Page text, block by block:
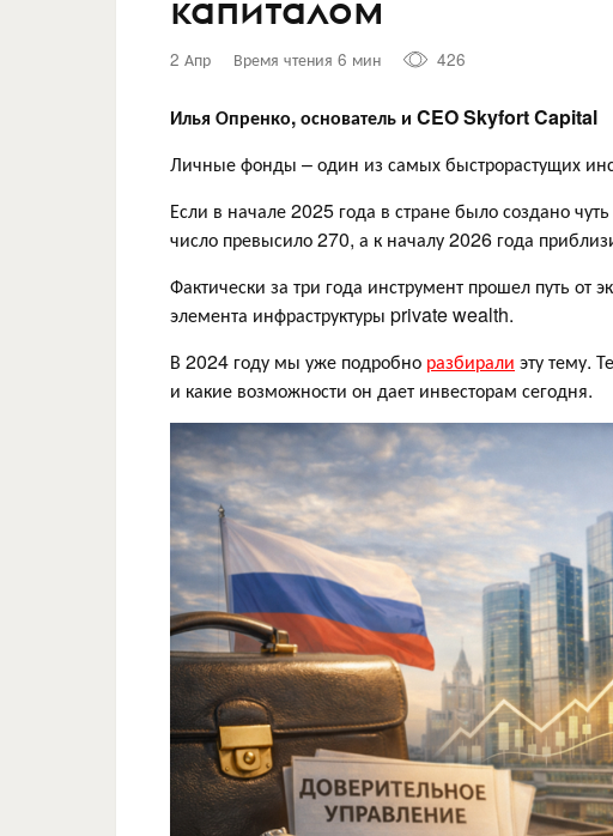
2 Апр Время чтения 6 мин 426
Илья Опренко, основатель и CEO Skyfort Capital
Личные фонды – один из самых быстрорастущих
Если в начале 2025 года в стране было создано
число превысило 270, а к началу 2026 года
Фактически за три года инструмент прошел путь от
элемента инфраструктуры private wealth.
В 2024 году мы уже подробно разбирали эту тему.
и какие возможности он дает инвесторам сегодня.